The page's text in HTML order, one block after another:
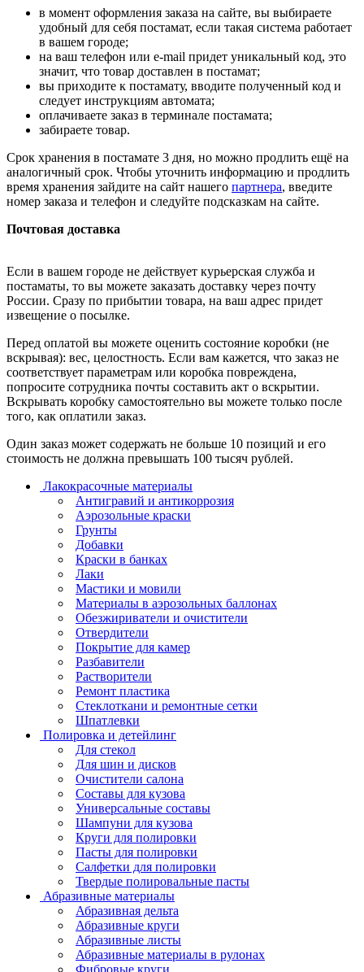
в момент оформления заказа на сайте, вы выбираете
удобный для себя постамат, если такая система работает
в вашем городе;
на ваш телефон или e-mail придет уникальный код, это
значит, что товар доставлен в постамат;
вы приходите к постамату, вводите полученный код и
следует инструкциям автомата;
оплачиваете заказ в терминале постамата;
забираете товар.
Срок хранения в постамате 3 дня, но можно продлить ещё на
аналогичный срок. Чтобы уточнить информацию и продлить
время хранения зайдите на сайт нашего партнера, введите
номер заказа и телефон и следуйте подсказкам на сайте.
Почтовая доставка
Если в вашем городе не действует курьерская служба и
постаматы, то вы можете заказать доставку через почту
России. Сразу по прибытии товара, на ваш адрес придет
извещение о посылке.
Перед оплатой вы можете оценить состояние коробки (не
вскрывая): вес, целостность. Если вам кажется, что заказ не
соответствует параметрам или коробка повреждена,
попросите сотрудника почты составить акт о вскрытии.
Вскрывать коробку самостоятельно вы можете только после
того, как оплатили заказ.
Один заказ может содержать не больше 10 позиций и его
стоимость не должна превышать 100 тысяч рублей.
Лакокрасочные материалы
Антигравий и антикоррозия
Аэрозольные краски
Грунты
Добавки
Краски в банках
Лаки
Мастики и мовили
Материалы в аэрозольных баллонах
Обезжириватели и очистители
Отвердители
Покрытие для камер
Разбавители
Растворители
Ремонт пластика
Стеклоткани и ремонтные сетки
Шпатлевки
Полировка и детейлинг
Для стекол
Для шин и дисков
Очистители салона
Составы для кузова
Универсальные составы
Шампуни для кузова
Круги для полировки
Пасты для полировки
Салфетки для полировки
Твердые полировальные пасты
Абразивные материалы
Абразивная дельта
Абразивные круги
Абразивные листы
Абразивные материалы в рулонах
Фибровые круги